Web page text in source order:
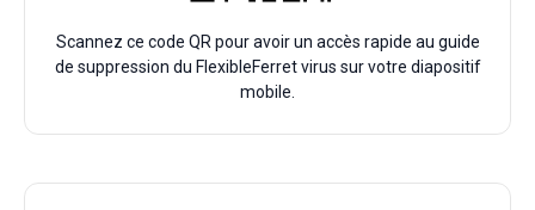
Scannez ce code QR pour avoir un accès rapide au guide
de suppression du FlexibleFerret virus sur votre diapositif
mobile.